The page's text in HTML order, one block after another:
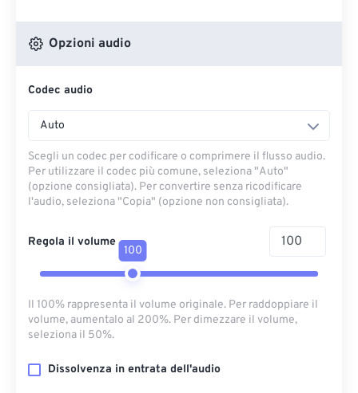
Opzioni audio
Codec audio
Auto
Scegli un codec per codificare o comprimere il flusso audio.
Per utilizzare il codec più comune, seleziona "Auto"
(opzione consigliata). Per convertire senza ricodificare
l'audio, seleziona "Copia" (opzione non consigliata).
Regola il volume
100
Il 100% rappresenta il volume originale. Per raddoppiare il
volume, aumentalo al 200%. Per dimezzare il volume,
seleziona il 50%.
Dissolvenza in entrata dell'audio